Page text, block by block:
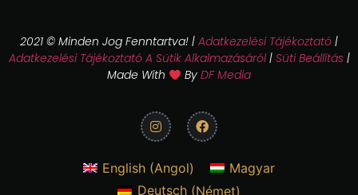
2021 © Minden Jog Fenntartva! | Adatkezelési Tájékoztató |
Adatkezelési Tájékoztató A Sütik Alkalmazásáról| Süti Beállítás|
Made With
By DF Media
English (Angol)
Magyar
Deutsch(Német)